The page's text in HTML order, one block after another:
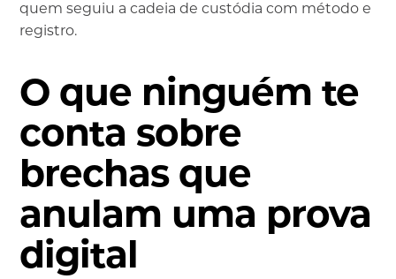
quem seguiu a cadeia de custódia com método e
registro.
O que ninguém te
conta sobre
brechas que
anulam uma prova
digital